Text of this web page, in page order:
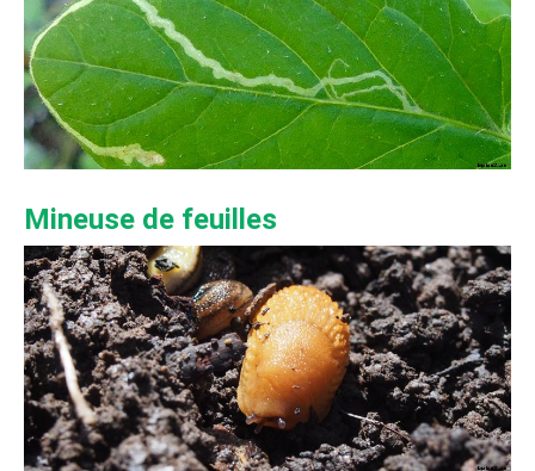
Mineuse de feuilles